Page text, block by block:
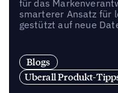
für das
smarterer Ansatz für
gestützt auf neue
Blogs
Uberall Produkt-